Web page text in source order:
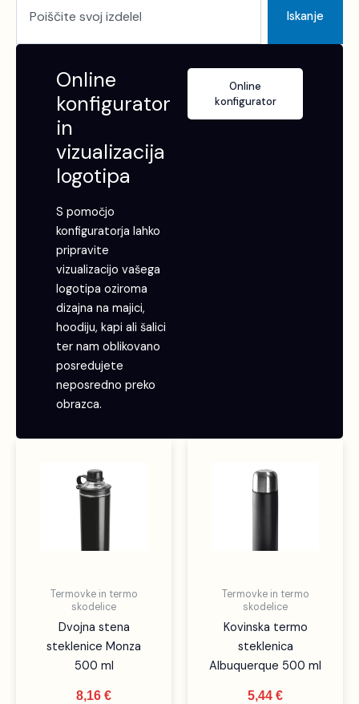
Iskanje
Online
konfigurator
in
vizualizacija
logotipa
S pomočjo
konfiguratorja lahko
pripravite
vizualizacijo vašega
logotipa oziroma
dizajna na majici,
hoodiju, kapi ali šalici
ter nam oblikovano
posredujete
neposredno preko
obrazca.
Online
konfigurator
Termovke in termo
skodelice
Dvojna stena
steklenice Monza
500 ml
8,16 €
Termovke in termo
skodelice
Kovinska termo
steklenica
Albuquerque 500 ml
5,44 €